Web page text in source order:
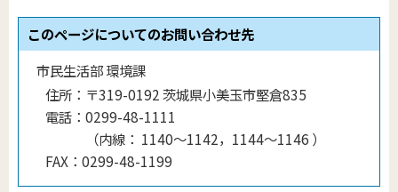
このページについてのお問い合わせ先
市民生活部 環境課
住所： 〒319-0192 茨城県小美玉市堅倉835
電話： 0299-48-1111
（内線 ： 1140〜1142，1144〜1146 ）
FAX： 0299-48-1199